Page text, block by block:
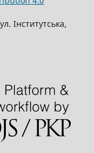
Інститутська,